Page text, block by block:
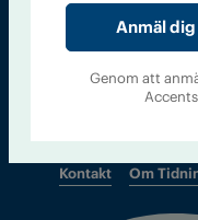
Chefredaktör och
Kontakt Om
Genom att
Accents